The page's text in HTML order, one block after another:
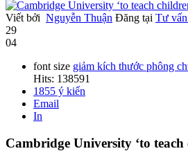
Viết bởi Nguyễn Thuận Đăng tại Tư
29
04
font size giảm kích thước phông
Hits: 138591
1855 ý kiến
Email
In
Cambridge University ‘to